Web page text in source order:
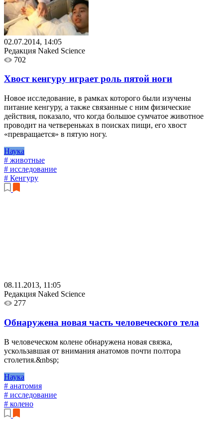
02.07.2014, 14:05
Редакция Naked Science
702
Хвост кенгуру играет роль пятой ноги
Новое исследование, в рамках которого были изучены
питание кенгуру, а также связанные с ним физические
действия, показало, что когда большое сумчатое животное
проводит на четвереньках в поисках пищи, его хвост
«превращается» в пятую ногу.
Наука
# животные
# исследование
# Кенгуру
08.11.2013, 11:05
Редакция Naked Science
277
Обнаружена новая часть человеческого тела
В человеческом колене обнаружена новая связка,
ускользавшая от внимания анатомов почти полтора
столетия.&nbsp;
Наука
# анатомия
# исследование
# колено